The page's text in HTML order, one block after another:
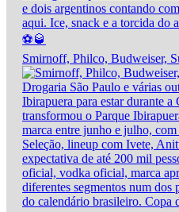
Smirnoff, Philco, Budweiser,